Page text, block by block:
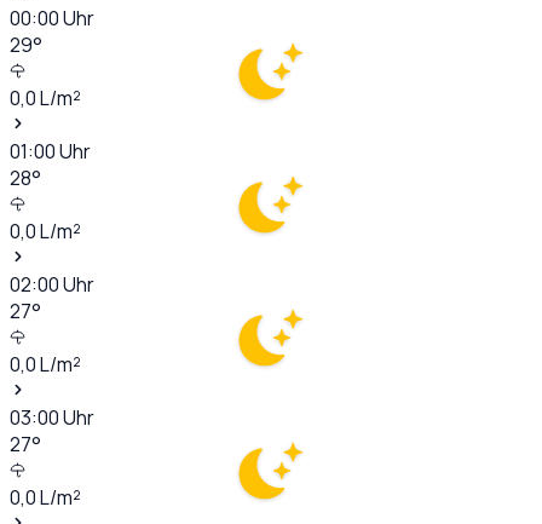
00:00Uhr
29°
0,0L/m²
01:00Uhr
28°
0,0L/m²
02:00Uhr
27°
0,0L/m²
03:00Uhr
27°
0,0L/m²